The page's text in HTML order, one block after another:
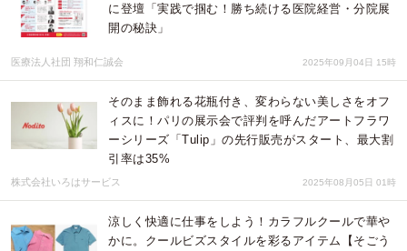
に登壇「実践で掴む！勝ち続ける医院経営・分院展
開の秘訣」
医療法人社団 翔和仁誠会 2025年09月04日 15時
そのまま飾れる花瓶付き、変わらない美しさをオフ
ィスに！パリの展示会で評判を呼んだアートフラワ
ーシリーズ「Tulip」の先行販売がスタート、最大割
引率は35%
株式会社いろはサービス 2025年08月05日 01時
涼しく快適に仕事をしよう！カラフルクールで華や
かに。クールビズスタイルを彩るアイテム【そごう